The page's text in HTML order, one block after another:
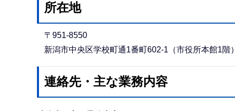
所在地
〒951-8550
新潟市中央区学校町通1番町602-1（市役所本館1階）
連絡先・主な業務内容